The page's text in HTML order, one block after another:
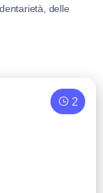
delle
2